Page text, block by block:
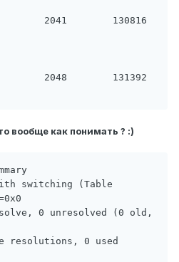
2041        130816
2048        131392
вообще как понимать ? :)
switching (Table